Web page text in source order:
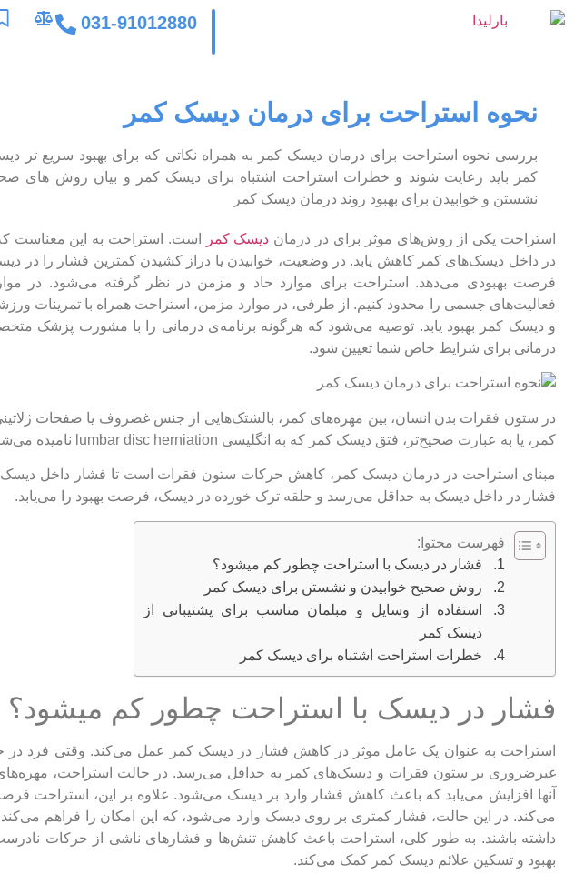
031-91012880
نحوه استراحت برای درمان دیسک کمر
بررسی نحوه استراحت برای درمان دیسک کمر به همراه نکاتی که برای بهبود سریع تر
کمر باید رعایت شوند و خطرات استراحت اشتباه برای دیسک کمر و بیان روش های
نشستن و خوابیدن برای بهبود روند درمان دیسک کمر
استراحت یکی از روش‌های موثر برای در درمان دیسک کمر
است. استراحت به این معناست
در داخل دیسک‌های کمر کاهش یابد. در وضعیت، خوابیدن یا دراز کشیدن کمترین فشار را
فرصت بهبودی می‌دهد. استراحت برای موارد حاد و مزمن در نظر گرفته می‌شود. در
فعالیت‌های جسمی را محدود کنیم. از طرفی، در موارد مزمن، استراحت همراه با تمرینات
و دیسک کمر بهبود یابد. توصیه می‌شود که هرگونه برنامه‌ی درمانی را با مشورت پزشک
درمانی برای شرایط خاص شما تعیین شود.
در ستون فقرات بدن انسان، بین مهره‌های کمر، بالشتک‌هایی از جنس غضروف یا صفحات
کمر، یا به عبارت صحیح‌تر، فتق دیسک کمر که به انگلیسی lumbar disc herniation نامیده می‌شود.
مبنای استراحت در درمان دیسک کمر، کاهش حرکات ستون فقرات است تا فشار داخل دیسک
فشار در داخل دیسک به حداقل می‌رسد و حلقه ترک خورده در دیسک، فرصت بهبود را می‌یابد.
فهرست محتوا:
فشار در دیسک با استراحت چطور کم میشود؟
روش صحیح خوابیدن و نشستن برای دیسک کمر
استفاده از وسایل و مبلمان مناسب برای پشتیبانی از
دیسک کمر
خطرات استراحت اشتباه برای دیسک کمر
فشار در دیسک با استراحت چطور کم میشود؟
استراحت به عنوان یک عامل موثر در کاهش فشار در دیسک کمر عمل می‌کند. وقتی فرد در
غیرضروری بر ستون فقرات و دیسک‌های کمر به حداقل می‌رسد. در حالت استراحت، مهره‌های
آنها افزایش می‌یابد که باعث کاهش فشار وارد بر دیسک می‌شود. علاوه بر این، استراحت
می‌کند. در این حالت، فشار کمتری بر روی دیسک وارد می‌شود، که این امکان را فراهم
داشته باشند. به طور کلی، استراحت باعث کاهش تنش‌ها و فشارهای ناشی از حرکات
بهبود و تسکین علائم دیسک کمر کمک می‌کند.